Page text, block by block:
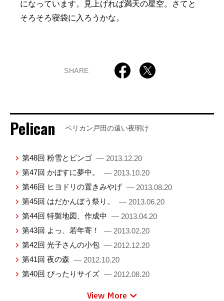
になっています。見上げれば満天の星空。さてと
そろそろ寝袋に入ろうかな。
SHARE
Pelican ペリカン戸田の遠い夜明け
第48回 粉雪とビンゴ — 2013.12.20
第47回 かぼすに夢中。
— 2013.10.20
第46回 ヒヨドリの置きみやげ — 2013.08.20
第45回 はだかんぼう祭り。
— 2013.06.20
第44回 特製地図、作成中
— 2013.04.20
第43回 よっ、若年寄！
— 2013.02.20
第42回 光子さんの小包 — 2012.12.20
第41回 夜の森 — 2012.10.20
第40回 ぴったりサイズ — 2012.08.20
View More